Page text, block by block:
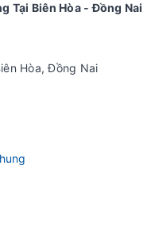
Tại Biên Hòa - Đồng Nai
Hòa, Đồng Nai